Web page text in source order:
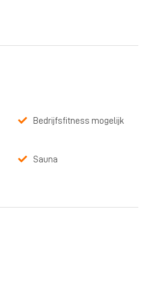
Bedrijfsfitness mogelijk
Sauna